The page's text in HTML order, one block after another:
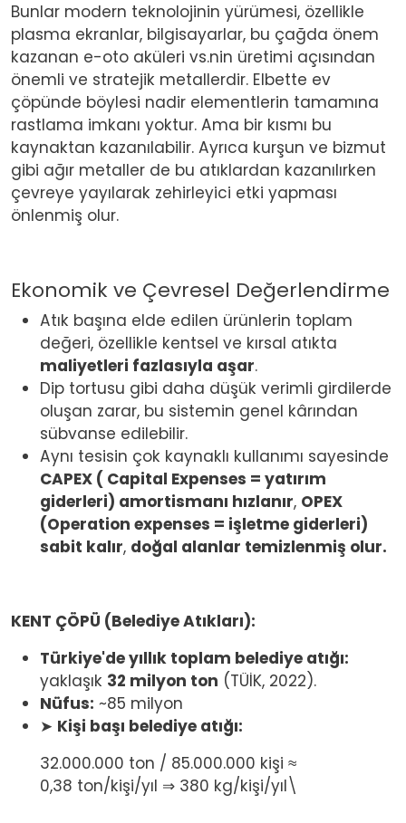
Bunlar modern teknolojinin yürümesi, özellikle
plasma ekranlar, bilgisayarlar, bu çağda önem
kazanan e-oto aküleri vs.nin üretimi açısından
önemli ve stratejik metallerdir. Elbette ev
çöpünde böylesi nadir elementlerin tamamına
rastlama imkanı yoktur. Ama bir kısmı bu
kaynaktan kazanılabilir. Ayrıca kurşun ve bizmut
gibi ağır metaller de bu atıklardan kazanılırken
çevreye yayılarak zehirleyici etki yapması
önlenmiş olur.
Ekonomik ve Çevresel Değerlendirme
Atık başına elde edilen ürünlerin toplam
değeri, özellikle kentsel ve kırsal atıkta
maliyetleri fazlasıyla aşar.
Dip tortusu gibi daha düşük verimli girdilerde
oluşan zarar, bu sistemin genel kârından
sübvanse edilebilir.
Aynı tesisin çok kaynaklı kullanımı sayesinde
CAPEX ( Capital Expenses = yatırım
giderleri) amortismanı hızlanır, OPEX
(Operation expenses = işletme giderleri)
sabit kalır, doğal alanlar temizlenmiş olur.
KENT ÇÖPÜ (Belediye Atıkları):
Türkiye'de yıllık toplam belediye atığı:
yaklaşık 32 milyon ton (TÜİK, 2022).
Nüfus: ~85 milyon
➤ Kişi başı belediye atığı:
32.000.000 ton / 85.000.000 kişi ≈
0,38 ton/kişi/yıl ⇒ 380 kg/kişi/yıl\